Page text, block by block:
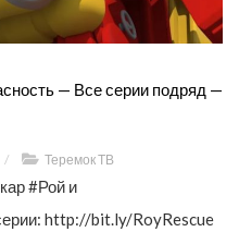
— Все серии подряд —
/ Теремок ТВ
#Рой и
http://bit.ly/RoyRescue